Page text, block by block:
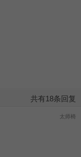
共有18条回复
太师椅